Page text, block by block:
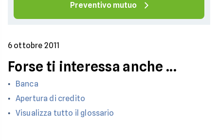
Preventivo mutuo
6 ottobre 2011
Forse ti interessa anche ...
Banca
Apertura di credito
Visualizza tutto il glossario